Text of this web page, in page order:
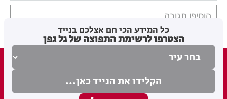
הוסיפו תגובה
כל המידע הכי חם אצלכם בנייד
הצטרפו לרשימת התפוצה של גל גפן